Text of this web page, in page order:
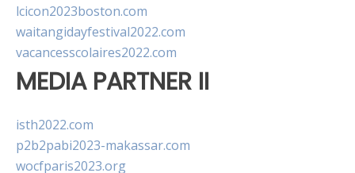
lcicon2023boston.com
waitangidayfestival2022.com
vacancesscolaires2022.com
MEDIA PARTNER II
isth2022.com
p2b2pabi2023-makassar.com
wocfparis2023.org